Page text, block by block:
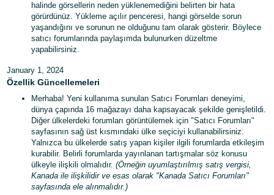
halinde görsellerin neden yüklenemediğini belirten bir hata
görürdünüz. Yükleme açılır penceresi, hangi görselde sorun
yaşandığını ve sorunun ne olduğunu tam olarak gösterir. Böylece
satıcı forumlarında paylaşımda bulunurken düzeltme
yapabilirsiniz.
January 1, 2024
Özellik Güncellemeleri
Merhaba! Yeni kullanıma sunulan Satıcı Forumları deneyimi,
dünya çapında 16 mağazayı daha kapsayacak şekilde genişletildi.
Diğer ülkelerdeki forumları görüntülemek için "Satıcı Forumları"
sayfasının sağ üst kısmındaki ülke seçiciyi kullanabilirsiniz.
Yalnızca bu ülkelerde satış yapan kişiler ilgili forumlarda etkileşim
kurabilir. Belirli forumlarda yayınlanan tartışmalar söz konusu
ülkeyle ilişkili olmalıdır.(Örneğin uyumlaştırılmış satış vergisi,
Kanada ile ilişkilidir ve esas olarak "Kanada Satıcı Forumları"
sayfasında ele alınmalıdır.)